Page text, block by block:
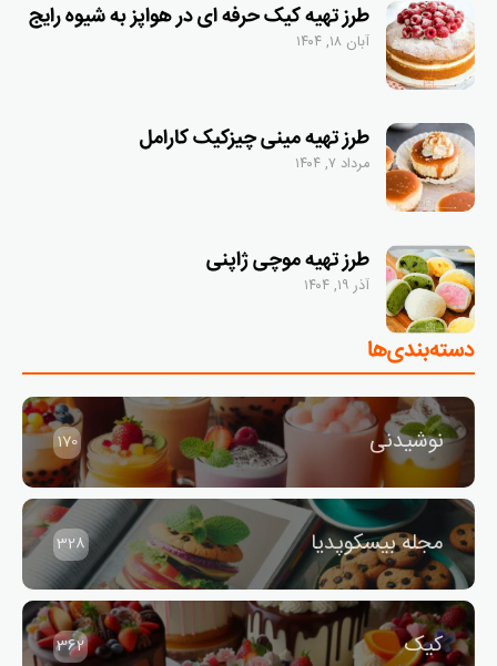
طرز تهیه کیک حرفه ای در هواپز به شیوه رایج
آبان ۱۸, ۱۴۰۴
طرز تهیه مینی چیزکیک کارامل
مرداد ۷, ۱۴۰۴
طرز تهیه موچی ژاپنی
آذر ۱۹, ۱۴۰۴
دسته‌بندی‌ها
نوشیدنی 170
مجله بیسکوپدیا 328
کیک 362